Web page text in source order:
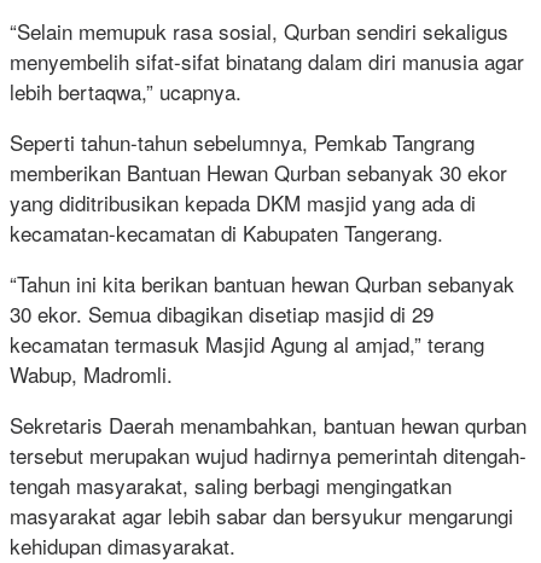
“Selain memupuk rasa sosial, Qurban sendiri sekaligus
menyembelih sifat-sifat binatang dalam diri manusia agar
lebih bertaqwa,” ucapnya.
Seperti tahun-tahun sebelumnya, Pemkab Tangrang
memberikan Bantuan Hewan Qurban sebanyak 30 ekor
yang diditribusikan kepada DKM masjid yang ada di
kecamatan-kecamatan di Kabupaten Tangerang.
“Tahun ini kita berikan bantuan hewan Qurban sebanyak
30 ekor. Semua dibagikan disetiap masjid di 29
kecamatan termasuk Masjid Agung al amjad,” terang
Wabup, Madromli.
Sekretaris Daerah menambahkan, bantuan hewan qurban
tersebut merupakan wujud hadirnya pemerintah ditengah-
tengah masyarakat, saling berbagi mengingatkan
masyarakat agar lebih sabar dan bersyukur mengarungi
kehidupan dimasyarakat.